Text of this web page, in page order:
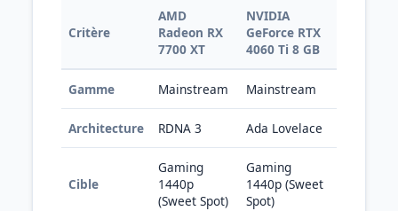
Critère
AMD
Radeon RX
7700 XT
NVIDIA
GeForce RTX
4060 Ti 8 GB
Gamme Mainstream Mainstream
Architecture RDNA 3 Ada Lovelace
Cible
Gaming
1440p
(Sweet Spot)
Gaming
1440p (Sweet
Spot)